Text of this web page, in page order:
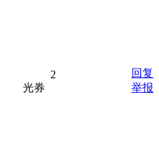
2
光券
回复
举报